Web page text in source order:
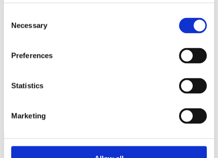
Selection
Necessary
Preferences
Statistics
Marketing
Spara mitt namn, min e-postadress och webbplats i denna
webbläsare till nästa gång jag skriver en kommentar.
Svenska företag står inför globala möjligheter och inhemska